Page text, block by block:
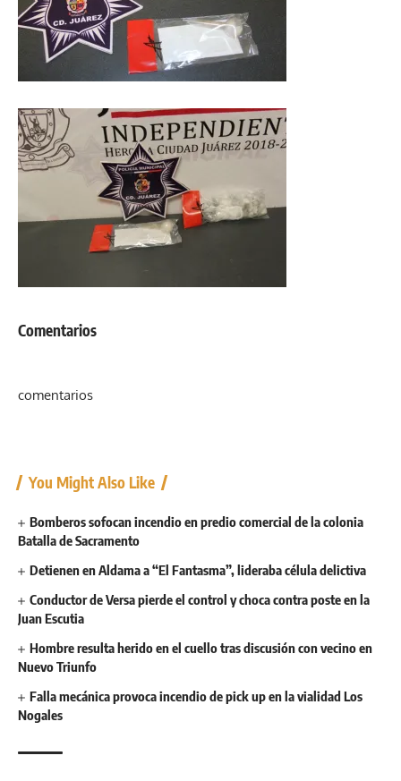
Comentarios
comentarios
You Might Also Like
Bomberos sofocan incendio en predio comercial de la colonia
Batalla de Sacramento
Detienen en Aldama a “El Fantasma”, lideraba célula delictiva
Conductor de Versa pierde el control y choca contra poste en la
Juan Escutia
Hombre resulta herido en el cuello tras discusión con vecino en
Nuevo Triunfo
Falla mecánica provoca incendio de pick up en la vialidad Los
Nogales